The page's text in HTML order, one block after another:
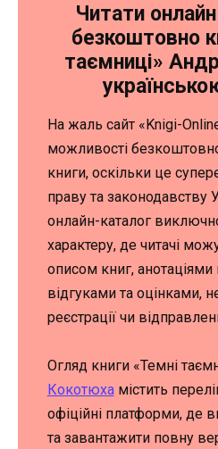
Читати
безкоштовно
таємниці»
На жаль сайт «Knigi-
можливості
книги, оскільки це
праву та законодавству
онлайн-каталог
характеру, де читачі
описом книг, анотаціями
відгуками та оцінками,
реєстрації чи
Огляд книги «Темні
Кокотюхамістить
офіційні платформи, де
та завантажити повну